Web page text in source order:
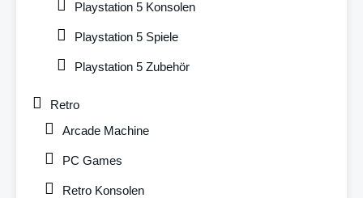
Playstation 5 Konsolen
Playstation 5 Spiele
Playstation 5 Zubehör
Retro
Arcade Machine
PC Games
Retro Konsolen